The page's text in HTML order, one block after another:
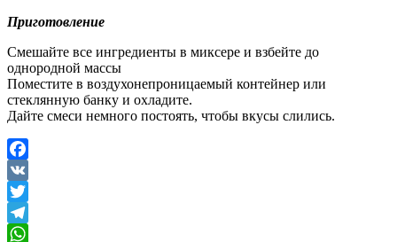
Приготовление
Смешайте все ингредиенты в миксере и взбейте до
однородной массы
Поместите в воздухонепроницаемый контейнер или
стеклянную банку и охладите.
Дайте смеси немного постоять, чтобы вкусы слились.
Facebook
VK
Twitter
Telegram